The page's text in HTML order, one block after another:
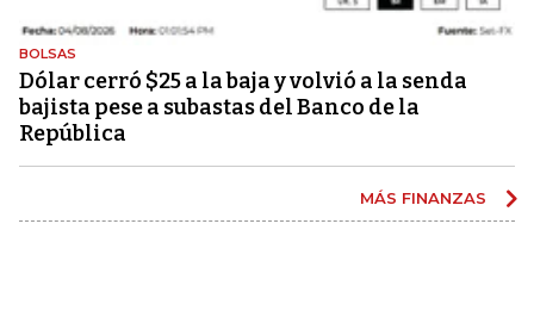
BOLSAS
Dólar cerró $25 a la baja y volvió a la senda
bajista pese a subastas del Banco de la
República
MÁS FINANZAS